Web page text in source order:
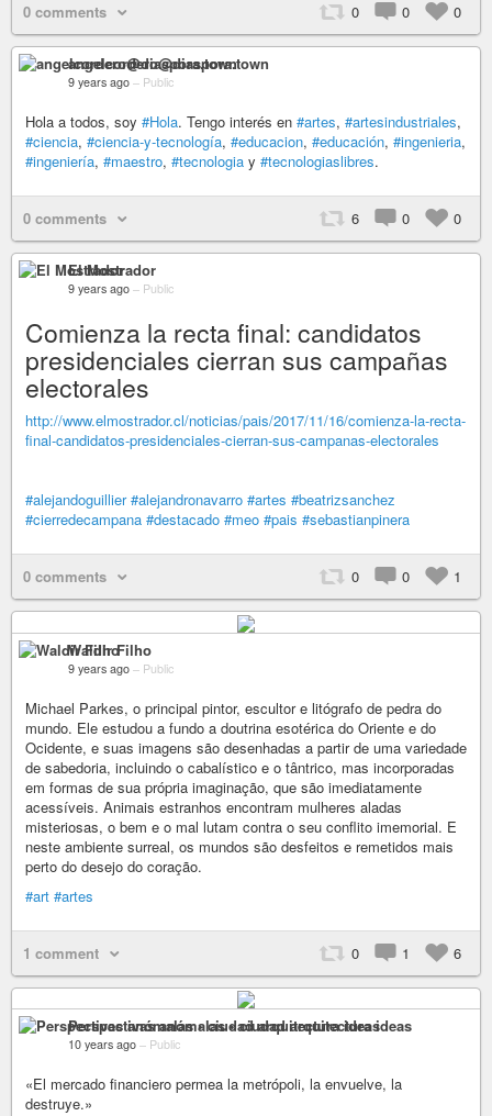
0 comments 0 0 0
angelcordero@diaspora.town
9 years ago – Public
Hola a todos, soy #Hola. Tengo interés en #artes, #artesindustriales,
#ciencia, #ciencia-y-tecnología, #educacion, #educación, #ingenieria,
#ingeniería, #maestro, #tecnologia y #tecnologiaslibres.
0 comments 6 0 0
El Mostrador
9 years ago – Public
Comienza la recta final: candidatos
presidenciales cierran sus campañas
electorales
http://www.elmostrador.cl/noticias/pais/2017/11/16/comienza-la-recta-
final-candidatos-presidenciales-cierran-sus-campanas-electorales
#alejandoguillier #alejandronavarro #artes #beatrizsanchez
#cierredecampana #destacado #meo #pais #sebastianpinera
0 comments 0 0 1
Waldir Filho
9 years ago – Public
Michael Parkes, o principal pintor, escultor e litógrafo de pedra do
mundo. Ele estudou a fundo a doutrina esotérica do Oriente e do
Ocidente, e suas imagens são desenhadas a partir de uma variedade
de sabedoria, incluindo o cabalístico e o tântrico, mas incorporadas
em formas de sua própria imaginação, que são imediatamente
acessíveis. Animais estranhos encontram mulheres aladas
misteriosas, o bem e o mal lutam contra o seu conflito imemorial. E
neste ambiente surreal, os mundos são desfeitos e remetidos mais
perto do desejo do coração.
#art #artes
1 comment 0 1 6
Perspectivas anómalas • ciudad arquitectura ideas
10 years ago – Public
«El mercado financiero permea la metrópoli, la envuelve, la
destruye.»